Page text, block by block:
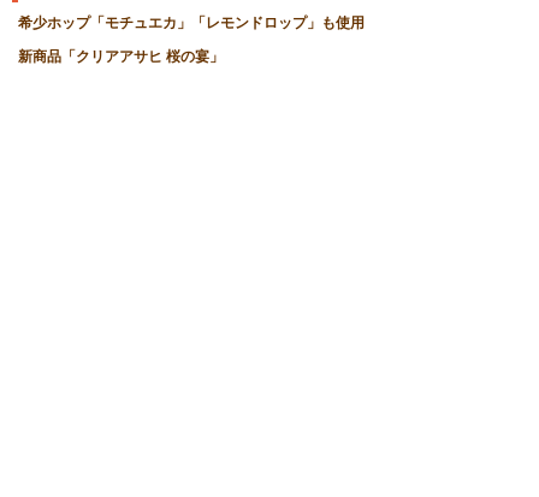
希少ホップ「モチュエカ」「レモンドロップ」も使用
新商品「クリアアサヒ 桜の宴」